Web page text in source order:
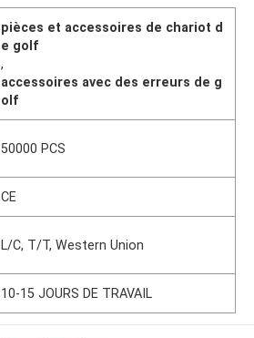
pièces et accessoires de chariot d
e golf
,
accessoires avec des erreurs de g
olf
50000 PCS
CE
L/C, T/T, Western Union
10-15 JOURS DE TRAVAIL